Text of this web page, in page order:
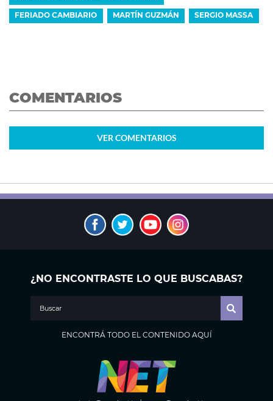
FERIADO CAMBIARIO MARTÍN GUZMÁN SERGIO MASSA
COMENTARIOS
VER COMENTARIOS
¿NO ENCONTRASTE LO QUE BUSCABAS?
ENCONTRÁ TODO EL CONTENIDO AQUÍ